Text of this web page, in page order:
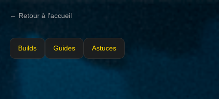
← Retour à l’accueil
Builds Guides Astuces